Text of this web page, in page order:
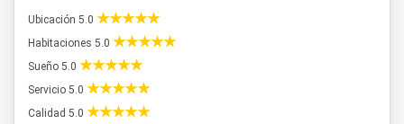
Ubicación 5.0
Habitaciones 5.0
Sueño 5.0
Servicio 5.0
Calidad 5.0